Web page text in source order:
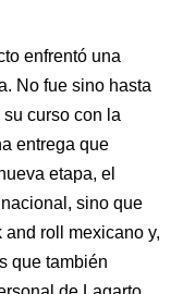
enfrentó una
No fue sino hasta
curso con la
entrega que
etapa, el
sino que
roll mexicano y,
que también